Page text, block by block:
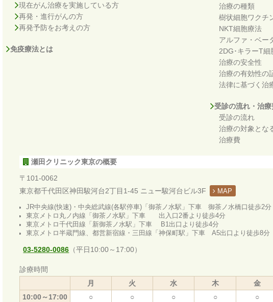
現在がん治療を実施している方
再発・進行がんの方
再発予防をお考えの方
免疫療法とは
治療の種類
樹状細胞ワクチ
NKT細胞療法
アルファ・ベー
2DG･キラーT細
治療の安全性
治療の有効性の
法律に基づく治
受診の流れ・治療
受診の流れ
治療の対象とな
治療費
瀬田クリニック東京の概要
〒101-0062
東京都千代田区神田駿河台2丁目1-45 ニュー駿河台ビル3F
MAP
JR中央線(快速)・中央総武線(各駅停車)「御茶ノ水駅」下車 御茶ノ水橋口徒歩2分
東京メトロ丸ノ内線「御茶ノ水駅」下車 出入口2番より徒歩4分
東京メトロ千代田線「新御茶ノ水駅」下車 B1出口より徒歩4分
東京メトロ半蔵門線、都営新宿線・三田線「神保町駅」下車 A5出口より徒歩8分
03-5280-0086 （平日10:00～17:00）
診療時間
月
火 水 木 金
10:00～17:00
○ ○ ○ ○ ○